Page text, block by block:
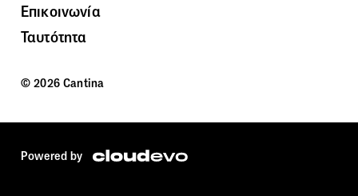
Επικοινωνία
Ταυτότητα
© 2026 Cantina
Powered by